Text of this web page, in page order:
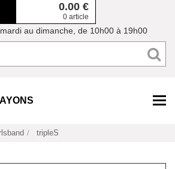
0.00 €
0 article
au dimanche, de 10h00 à 19h00
tripleS